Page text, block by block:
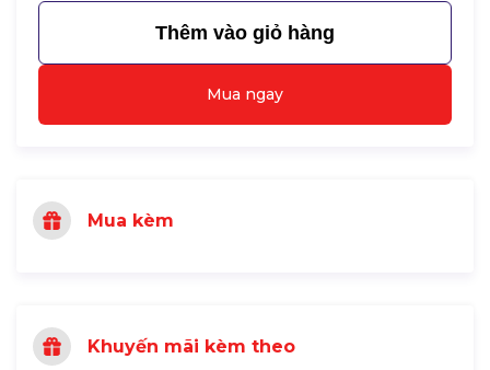
Thêm vào giỏ hàng
Mua ngay
Mua kèm
Khuyến mãi kèm theo